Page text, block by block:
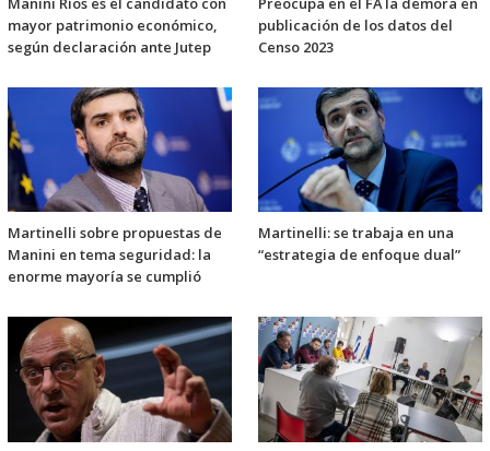
mayor patrimonio económico,
según declaración ante Jutep
publicación de los datos del
Censo 2023
Martinelli sobre propuestas de
Manini en tema seguridad: la
enorme mayoría se cumplió
Martinelli: se trabaja en una
“estrategia de enfoque dual”